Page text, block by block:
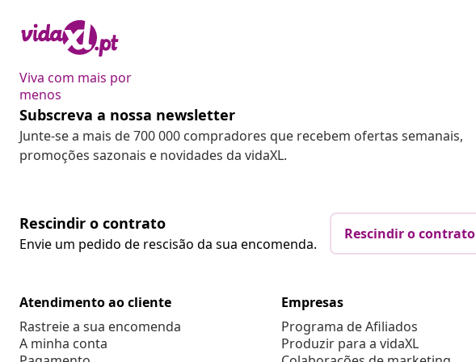
Viva com mais por
menos
Subscreva a nossa newsletter
Junte-se a mais de 700 000 compradores que recebem ofertas semanais,
promoções sazonais e novidades da vidaXL.
Rescindir o contrato
Envie um pedido de rescisão da sua encomenda.
Rescindir o contrato
Atendimento ao cliente
Rastreie a sua encomenda
A minha conta
Empresas
Programa de Afiliados
Produzir para a vidaXL